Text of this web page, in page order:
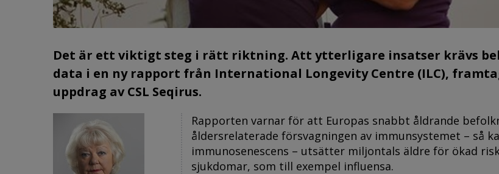
Det är ett viktigt steg i rätt riktning. Att ytterligare insatser krävs
data i en ny rapport från International Longevity Centre (ILC),
uppdrag av CSL Seqirus.
Rapporten varnar för att Europas snabbt åldrande
åldersrelaterade försvagningen av immunsystemet – så
immunosenescens – utsätter miljontals äldre för ökad
sjukdomar, som till exempel influensa.